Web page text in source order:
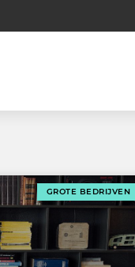
GROTE BEDRIJVEN